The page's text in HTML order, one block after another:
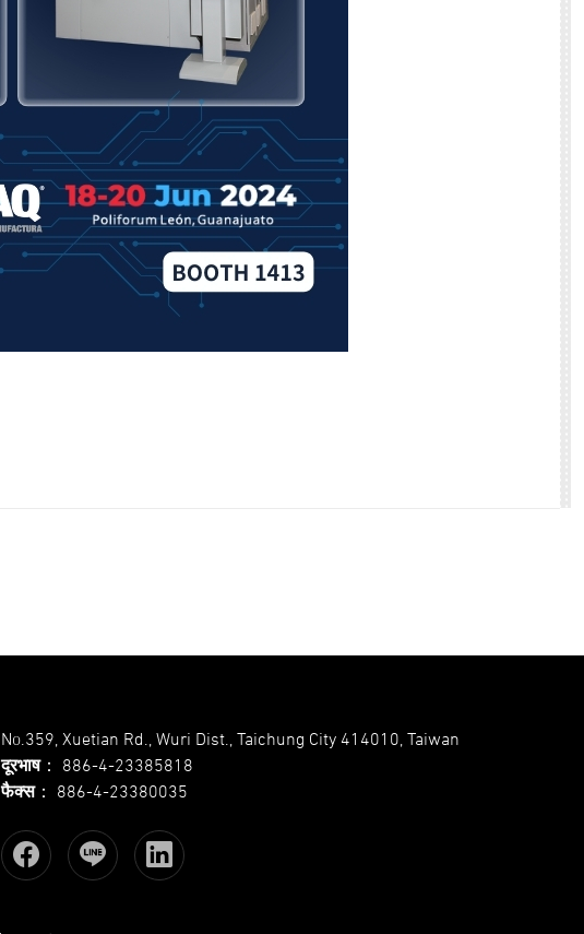
No.359, Xuetian Rd., Wuri Dist., Taichung City 414010, Taiwan
दूरभाष： 886-4-23385818
फैक्स： 886-4-23380035